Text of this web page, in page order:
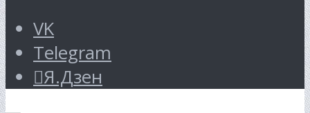
VK
Telegram
Я.Дзен